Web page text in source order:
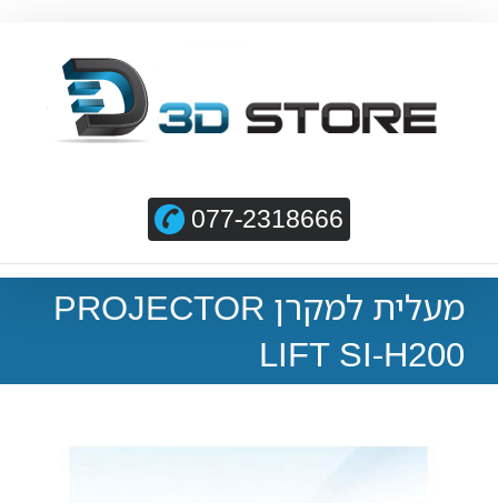
077-2318666
מעלית למקרן PROJECTOR
LIFT SI-H200